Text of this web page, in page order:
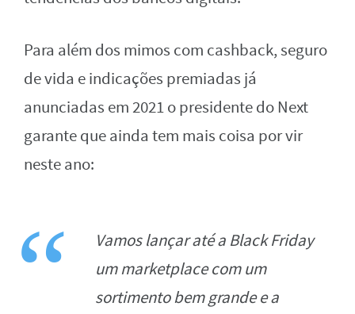
Para além dos mimos com cashback, seguro
de vida e indicações premiadas já
anunciadas em 2021 o presidente do Next
garante que ainda tem mais coisa por vir
neste ano:
Vamos lançar até a Black Friday
um marketplace com um
sortimento bem grande e a